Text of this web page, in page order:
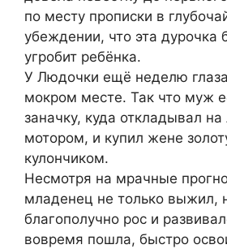
по месту прописки в
убеждении, что эта дурочка
угробит ребёнка.
У Людочки ещё неделю
мокром месте. Так что муж
заначку, куда откладывал на
мотором, и купил жене
кулончиком.
Несмотря на мрачные
младенец не только выжил,
благополучно рос и
вовремя пошла, быстро